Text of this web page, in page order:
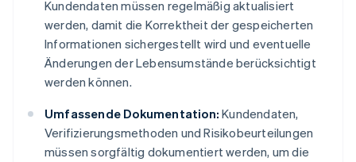
Kundendaten müssen regelmäßig aktualisiert
werden, damit die Korrektheit der gespeicherten
Informationen sichergestellt wird und eventuelle
Änderungen der Lebensumstände berücksichtigt
werden können.
Umfassende Dokumentation: Kundendaten,
Verifizierungsmethoden und Risikobeurteilungen
müssen sorgfältig dokumentiert werden, um die